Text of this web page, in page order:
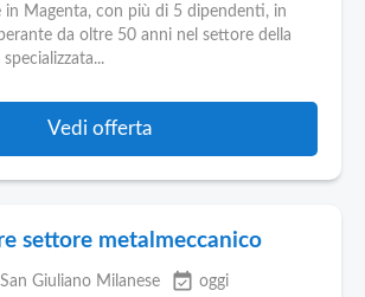
in Magenta, con più di 5 dipendenti, in
da oltre 50 anni nel settore della
specializzata...
Vedi offerta
settore metalmeccanico
San Giuliano Milanese event_available oggi